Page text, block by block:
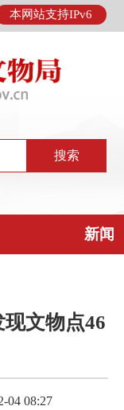
本网站支持IPv6
新闻
文物点46
04 08:27